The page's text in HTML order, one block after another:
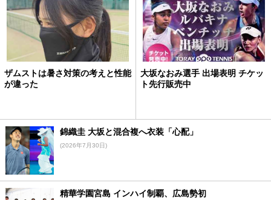
ザムストは暑さ対策の考えと性能
が違った
大坂なおみ選手 出場表明 チケッ
ト先行販売中
錦織圭 大坂と混合複へ衣装「心配」
(2026年7月30日)
精華学園宮島 インハイ制覇、広島勢初